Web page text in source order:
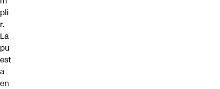
pli
r.
La
pu
est
a
en